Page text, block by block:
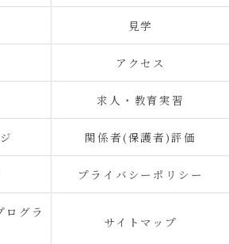
見学
アクセス
求人・教育実習
関係者(保護者)評価
プライバシーポリシー
ログラ
サイトマップ